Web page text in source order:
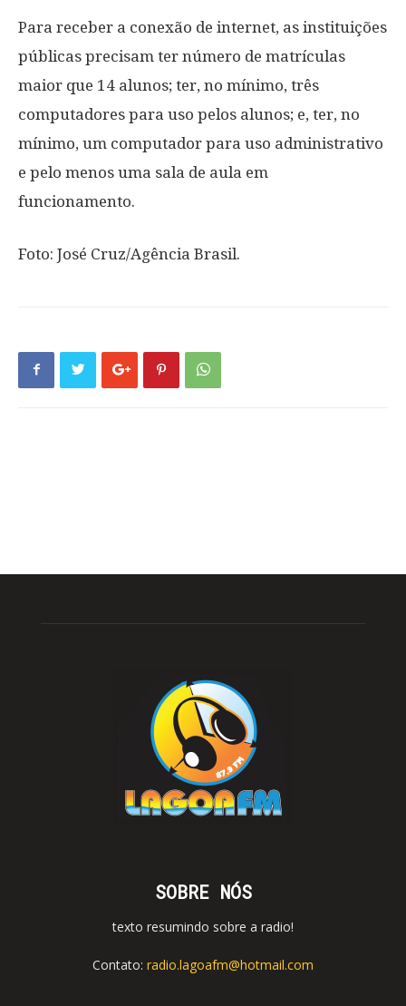
Para receber a conexão de internet, as instituições
públicas precisam ter número de matrículas
maior que 14 alunos; ter, no mínimo, três
computadores para uso pelos alunos; e, ter, no
mínimo, um computador para uso administrativo
e pelo menos uma sala de aula em
funcionamento.
Foto: José Cruz/Agência Brasil.
SOBRE NÓS
texto resumindo sobre a radio!
Contato: radio.lagoafm@hotmail.com